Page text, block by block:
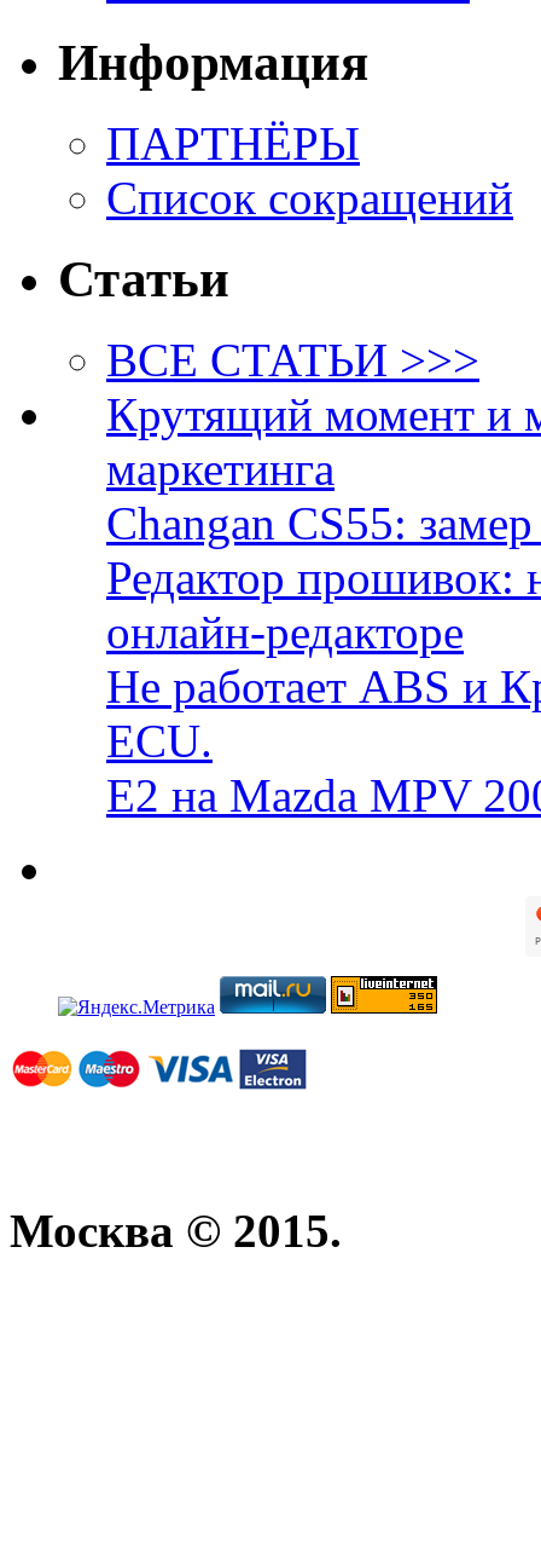
Информация
ПАРТНЁРЫ
Список сокращений
Статьи
ВСЕ СТАТЬИ >>>
Крутящий момент и
маркетинга
Changan CS55:
Редактор прошивок:
онлайн-редакторе
Не работает ABS и
ECU.
E2 на Mazda MPV
Москва © 2015.